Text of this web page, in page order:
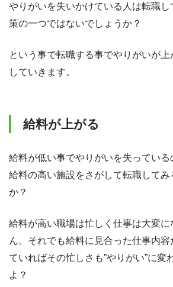
やりがいを失いかけている人は転職
策の一つではないでしょうか？
という事で転職する事でやりがいが
していきます。
給料が上がる
給料が低い事でやりがいを失っている
給料の高い施設をさがして転職してみ
か？
給料が高い職場は忙しく仕事は大変
ん。それでも給料に見合った仕事内容
ていればその忙しさも”やりがい”に変
よ？